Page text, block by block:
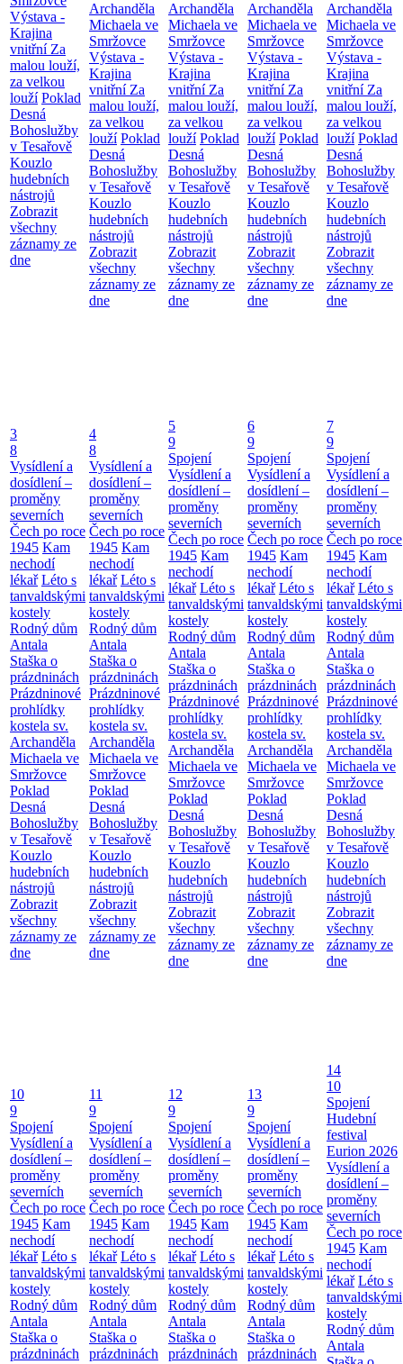
Výstava -
Krajina
vnitřní Za
malou louží,
za velkou
louží Poklad
Desná
Bohoslužby
v Tesařově
Kouzlo
hudebních
nástrojů
Zobrazit
všechny
záznamy ze
dne
Archanděla
Michaela ve
Smržovce
Výstava -
Krajina
vnitřní Za
malou louží,
za velkou
louží Poklad
Desná
Bohoslužby
v Tesařově
Kouzlo
hudebních
nástrojů
Zobrazit
všechny
záznamy ze
dne
Archanděla
Michaela ve
Smržovce
Výstava -
Krajina
vnitřní Za
malou louží,
za velkou
louží Poklad
Desná
Bohoslužby
v Tesařově
Kouzlo
hudebních
nástrojů
Zobrazit
všechny
záznamy ze
dne
Archanděla
Michaela ve
Smržovce
Výstava -
Krajina
vnitřní Za
malou louží,
za velkou
louží Poklad
Desná
Bohoslužby
v Tesařově
Kouzlo
hudebních
nástrojů
Zobrazit
všechny
záznamy ze
dne
Archanděla
Michaela ve
Smržovce
Výstava -
Krajina
vnitřní Za
malou louží,
za velkou
louží Poklad
Desná
Bohoslužby
v Tesařově
Kouzlo
hudebních
nástrojů
Zobrazit
všechny
záznamy ze
dne
3
8
Vysídlení a
dosídlení –
proměny
severních
Čech po roce
1945 Kam
nechodí
lékař Léto s
tanvaldskými
kostely
Rodný dům
Antala
Staška o
prázdninách
Prázdninové
prohlídky
kostela sv.
Archanděla
Michaela ve
Smržovce
Poklad
Desná
Bohoslužby
v Tesařově
Kouzlo
hudebních
nástrojů
Zobrazit
všechny
záznamy ze
dne
4
8
Vysídlení a
dosídlení –
proměny
severních
Čech po roce
1945 Kam
nechodí
lékař Léto s
tanvaldskými
kostely
Rodný dům
Antala
Staška o
prázdninách
Prázdninové
prohlídky
kostela sv.
Archanděla
Michaela ve
Smržovce
Poklad
Desná
Bohoslužby
v Tesařově
Kouzlo
hudebních
nástrojů
Zobrazit
všechny
záznamy ze
dne
5
9
Spojení
Vysídlení a
dosídlení –
proměny
severních
Čech po roce
1945 Kam
nechodí
lékař Léto s
tanvaldskými
kostely
Rodný dům
Antala
Staška o
prázdninách
Prázdninové
prohlídky
kostela sv.
Archanděla
Michaela ve
Smržovce
Poklad
Desná
Bohoslužby
v Tesařově
Kouzlo
hudebních
nástrojů
Zobrazit
všechny
záznamy ze
dne
6
9
Spojení
Vysídlení a
dosídlení –
proměny
severních
Čech po roce
1945 Kam
nechodí
lékař Léto s
tanvaldskými
kostely
Rodný dům
Antala
Staška o
prázdninách
Prázdninové
prohlídky
kostela sv.
Archanděla
Michaela ve
Smržovce
Poklad
Desná
Bohoslužby
v Tesařově
Kouzlo
hudebních
nástrojů
Zobrazit
všechny
záznamy ze
dne
7
9
Spojení
Vysídlení a
dosídlení –
proměny
severních
Čech po roce
1945 Kam
nechodí
lékař Léto s
tanvaldskými
kostely
Rodný dům
Antala
Staška o
prázdninách
Prázdninové
prohlídky
kostela sv.
Archanděla
Michaela ve
Smržovce
Poklad
Desná
Bohoslužby
v Tesařově
Kouzlo
hudebních
nástrojů
Zobrazit
všechny
záznamy ze
dne
10
9
Spojení
Vysídlení a
dosídlení –
proměny
severních
Čech po roce
1945 Kam
nechodí
lékař Léto s
tanvaldskými
kostely
Rodný dům
Antala
Staška o
prázdninách
11
9
Spojení
Vysídlení a
dosídlení –
proměny
severních
Čech po roce
1945 Kam
nechodí
lékař Léto s
tanvaldskými
kostely
Rodný dům
Antala
Staška o
prázdninách
12
9
Spojení
Vysídlení a
dosídlení –
proměny
severních
Čech po roce
1945 Kam
nechodí
lékař Léto s
tanvaldskými
kostely
Rodný dům
Antala
Staška o
prázdninách
13
9
Spojení
Vysídlení a
dosídlení –
proměny
severních
Čech po roce
1945 Kam
nechodí
lékař Léto s
tanvaldskými
kostely
Rodný dům
Antala
Staška o
prázdninách
14
10
Spojení
Hudební
festival
Eurion 2026
Vysídlení a
dosídlení –
proměny
severních
Čech po roce
1945 Kam
nechodí
lékař Léto s
tanvaldskými
kostely
Rodný dům
Antala